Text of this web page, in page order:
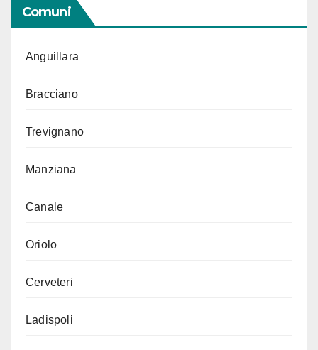
Comuni
Anguillara
Bracciano
Trevignano
Manziana
Canale
Oriolo
Cerveteri
Ladispoli